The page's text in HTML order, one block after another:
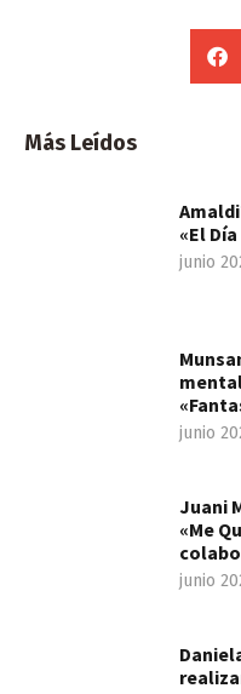
Más Leídos
«El
junio
junio
Juani
«Me
junio